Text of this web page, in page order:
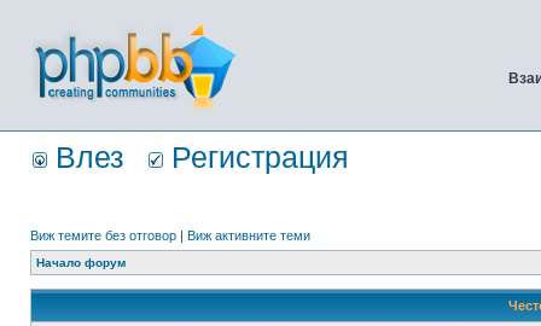
Влез Регистрация
Виж темите без отговор | Виж активните теми
Начало форум